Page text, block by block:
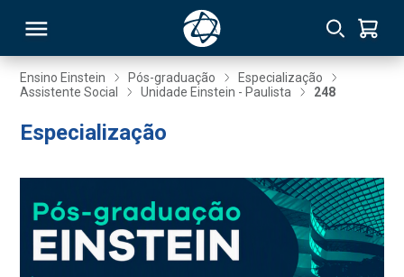
Ensino Einstein Pós-graduação
Especialização
Assistente Social
Unidade Einstein - Paulista 248
Especialização